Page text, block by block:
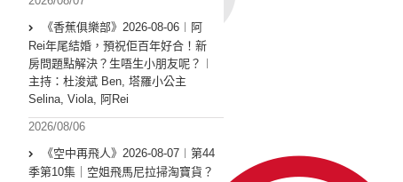
《香蕉俱樂部》2026-08-06︱阿
Rei年尾結婚，預祝佢百年好合！新
房問題點解決？生唔生小朋友呢？︱
主持：杜浚斌 Ben, 塔羅小公主
Selina, Viola, 阿Rei
2026/08/06
《空中再飛人》2026-08-07︱第44
季第10集｜空姐飛馬尼拉掃淘寶貨？